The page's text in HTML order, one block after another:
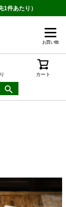
件あたり）
お買い物
カート